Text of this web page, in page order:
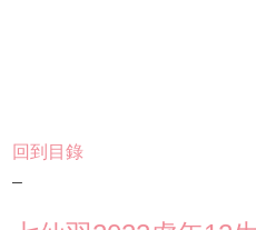
回到目錄
–